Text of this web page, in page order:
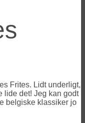
Frites. Lidt underligt,
lide det! Jeg kan godt
belgiske klassiker jo